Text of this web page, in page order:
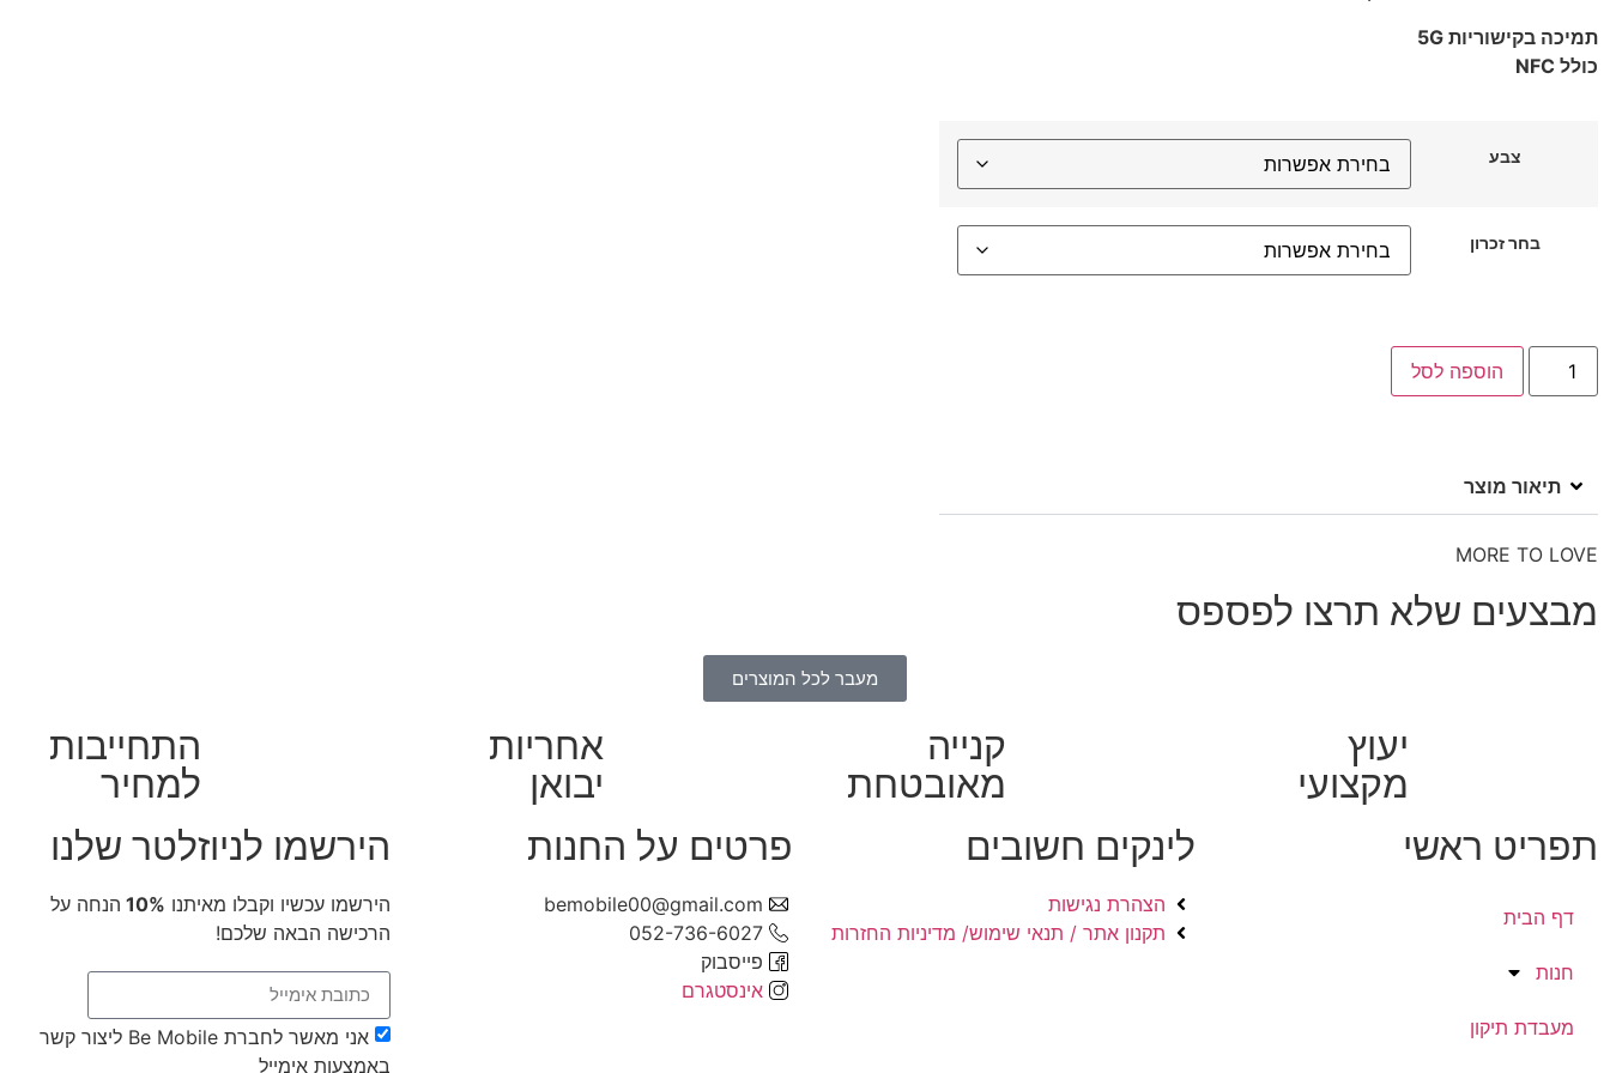
תמיכה בקישוריות 5G
כולל NFC
צבע
בחר זכרון
הוספה לסל
תיאור מוצר
MORE TO LOVE
מבצעים שלא תרצו לפספס
מעבר לכל המוצרים
יעוץ
מקצועי
קנייה
מאובטחת
אחריות
יבואן
התחייבות
למחיר
תפריט ראשי
דף הבית
חנות
מעבדת תיקון
לינקים חשובים
הצהרת נגישות
תקנון אתר / תנאי שימוש/ מדיניות החזרות
פרטים על החנות
bemobile00@gmail.com
052-736-6027
פייסבוק
אינסטגרם
הירשמו לניוזלטר שלנו
הירשמו עכשיו וקבלו מאיתנו 10% הנחה על
הרכישה הבאה שלכם!
אני מאשר לחברת Be Mobile ליצור קשר
באמצעות אימייל